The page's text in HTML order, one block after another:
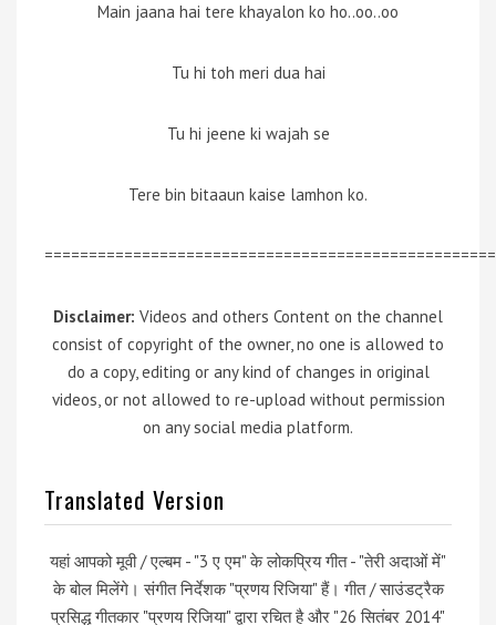
Main jaana hai tere khayalon ko ho..oo..oo
Tu hi toh meri dua hai
Tu hi jeene ki wajah se
Tere bin bitaaun kaise lamhon ko.
Disclaimer: Videos and others Content on the channel
consist of copyright of the owner, no one is allowed to
do a copy, editing or any kind of changes in original
videos, or not allowed to re-upload without permission
on any social media platform.
Translated Version
यहां आपको मूवी / एल्बम - "3 ए एम" के लोकप्रिय गीत - "तेरी अदाओं में"
के बोल मिलेंगे। संगीत निर्देशक "प्रणय रिजिया" हैं। गीत / साउंडट्रैक
प्रसिद्ध गीतकार "प्रणय रिजिया" द्वारा रचित है और "26 सितंबर 2014"